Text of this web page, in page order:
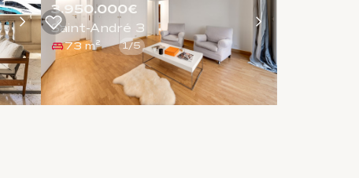
3.950.000€
Saint-André 3
73 m² 1/5